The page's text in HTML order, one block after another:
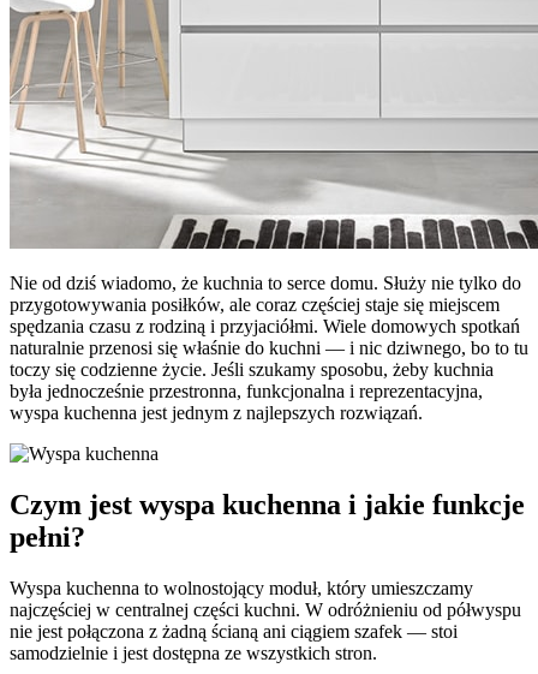
Nie od dziś wiadomo, że kuchnia to serce domu. Służy nie tylko do
przygotowywania posiłków, ale coraz częściej staje się miejscem
spędzania czasu z rodziną i przyjaciółmi. Wiele domowych spotkań
naturalnie przenosi się właśnie do kuchni — i nic dziwnego, bo to tu
toczy się codzienne życie. Jeśli szukamy sposobu, żeby kuchnia
była jednocześnie przestronna, funkcjonalna i reprezentacyjna,
wyspa kuchenna jest jednym z najlepszych rozwiązań.
Czym jest wyspa kuchenna i jakie funkcje
pełni?
Wyspa kuchenna to wolnostojący moduł, który umieszczamy
najczęściej w centralnej części kuchni. W odróżnieniu od półwyspu
nie jest połączona z żadną ścianą ani ciągiem szafek — stoi
samodzielnie i jest dostępna ze wszystkich stron.